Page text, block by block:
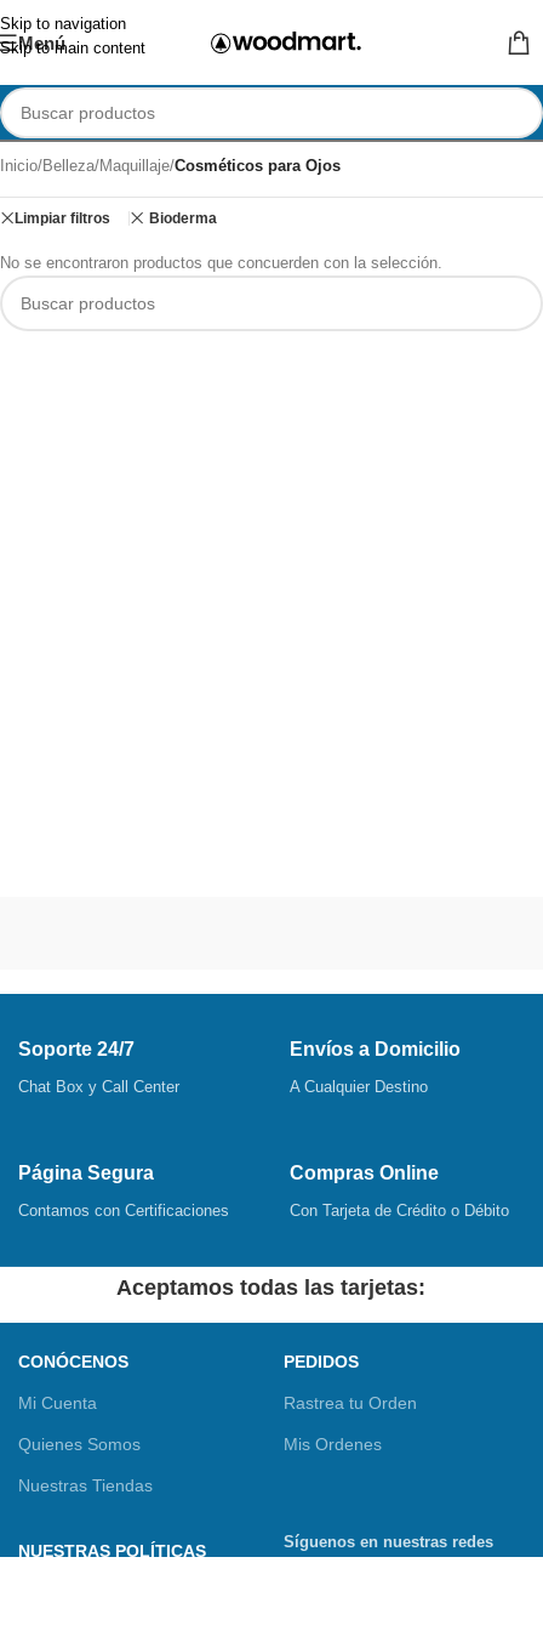
Skip to navigation
Skip to main content
Menú
Inicio/Belleza/Maquillaje/Cosméticos para Ojos
Limpiar filtros Bioderma
No se encontraron productos que concuerden con la selección.
Soporte 24/7
Chat Box y Call Center
Envíos a Domicilio
A Cualquier Destino
Página Segura
Contamos con Certificaciones
Compras Online
Con Tarjeta de Crédito o Débito
Aceptamos todas las tarjetas:
CONÓCENOS
Mi Cuenta
Quienes Somos
Nuestras Tiendas
PEDIDOS
Rastrea tu Orden
Mis Ordenes
NUESTRAS POLÍTICAS
Síguenos en nuestras redes